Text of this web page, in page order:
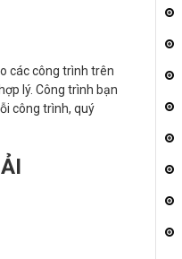
các công trình trên
lý. Công trình bạn
công trình, quý